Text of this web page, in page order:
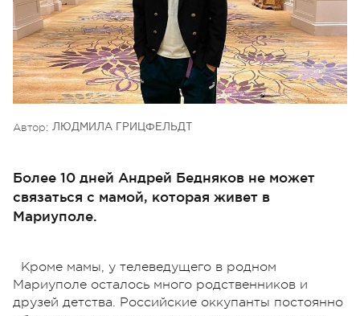
Автор: ЛЮДМИЛА ГРИЦФЕЛЬДТ
Более 10 дней Андрей Бедняков не может
связаться с мамой, которая живет в
Мариуполе.
Кроме мамы, у телеведущего в родном
Мариуполе осталось много родственников и
друзей детства. Российские оккупанты постоянно